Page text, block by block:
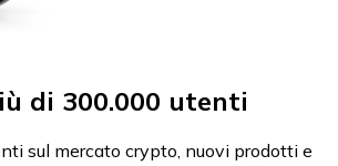
di 300.000 utenti
sul mercato crypto, nuovi prodotti e